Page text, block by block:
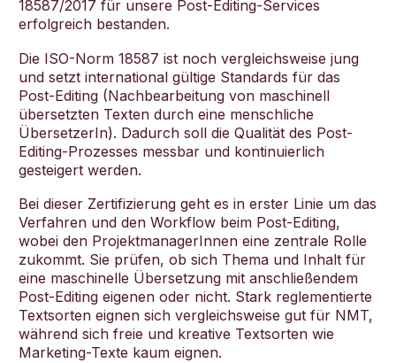
Deutsch
18587/2017 für unsere Post-Editing-Services
erfolgreich bestanden.
Die ISO-Norm 18587 ist noch vergleichsweise jung
und setzt international gültige Standards für das
Post-Editing (Nachbearbeitung von maschinell
übersetzten Texten durch eine menschliche
ÜbersetzerIn). Dadurch soll die Qualität des Post-
Editing-Prozesses messbar und kontinuierlich
gesteigert werden.
Bei dieser Zertifizierung geht es in erster Linie um das
Verfahren und den Workflow beim Post-Editing,
wobei den ProjektmanagerInnen eine zentrale Rolle
zukommt. Sie prüfen, ob sich Thema und Inhalt für
eine maschinelle Übersetzung mit anschließendem
Post-Editing eigenen oder nicht. Stark reglementierte
Textsorten eignen sich vergleichsweise gut für NMT,
während sich freie und kreative Textsorten wie
Marketing-Texte kaum eignen.